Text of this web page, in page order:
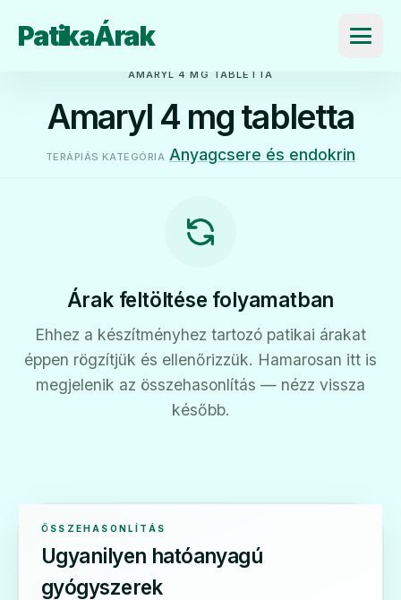
PatikaÁrak
AMARYL 4 MG TABLETTA
Amaryl 4 mg tabletta
TERÁPIÁS KATEGÓRIA Anyagcsere és endokrin
Árak feltöltése folyamatban
Ehhez a készítményhez tartozó patikai árakat
éppen rögzítjük és ellenőrizzük. Hamarosan itt is
megjelenik az összehasonlítás — nézz vissza
később.
ÖSSZEHASONLÍTÁS
Ugyanilyen hatóanyagú
gyógyszerek